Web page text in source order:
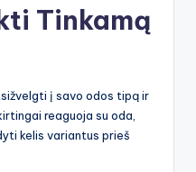
Tinkamą
į savo odos tipą ir
reaguoja su oda,
kelis variantus prieš